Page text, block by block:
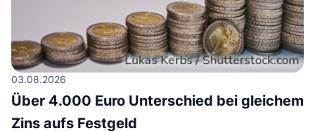
03.08.2026
Über 4.000 Euro Unterschied bei gleichem
Zins aufs Festgeld